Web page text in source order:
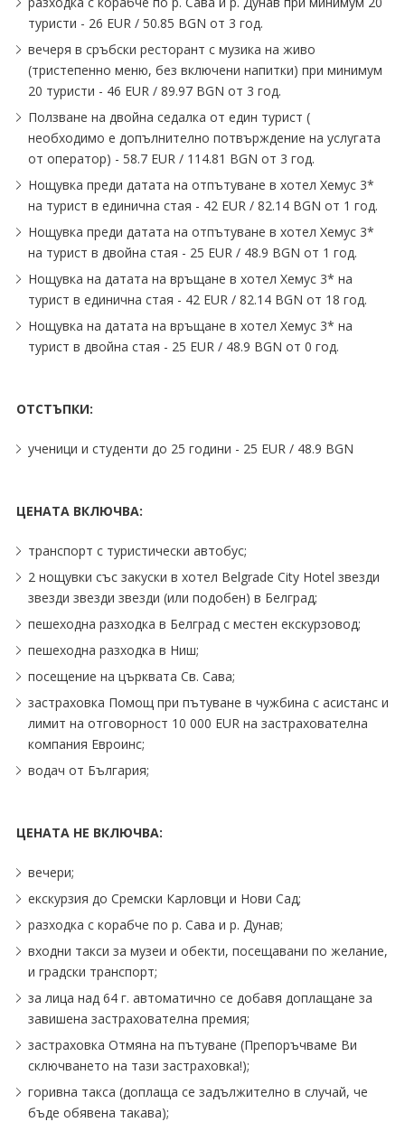
туристи - 26 EUR ∕ 50.85 BGN от 3 год.
вечеря в сръбски ресторант с музика на живо
(тристепенно меню, без включени напитки) при минимум
20 туристи - 46 EUR ∕ 89.97 BGN от 3 год.
Ползване на двойна седалка от един турист (
необходимо е допълнително потвърждение на услугата
от оператор) - 58.7 EUR ∕ 114.81 BGN от 3 год.
Нощувка преди датата на отпътуване в хотел Хемус 3*
на турист в единична стая - 42 EUR ∕ 82.14 BGN от 1 год.
Нощувка преди датата на отпътуване в хотел Хемус 3*
на турист в двойна стая - 25 EUR ∕ 48.9 BGN от 1 год.
Нощувка на датата на връщане в хотел Хемус 3* на
турист в единична стая - 42 EUR ∕ 82.14 BGN от 18 год.
Нощувка на датата на връщане в хотел Хемус 3* на
турист в двойна стая - 25 EUR ∕ 48.9 BGN от 0 год.
ОТСТЪПКИ:
ученици и студенти до 25 години - 25 EUR ∕ 48.9 BGN
ЦЕНАТА ВКЛЮЧВА:
транспорт с туристически автобус;
2 нощувки със закуски в хотел Belgrade City Hotel звезди
звезди звезди звезди (или подобен) в Белград;
пешеходна разходка в Белград с местен екскурзовод;
пешеходна разходка в Ниш;
посещение на църквата Св. Сава;
застраховка Помощ при пътуване в чужбина с асистанс и
лимит на отговорност 10 000 EUR на застрахователна
компания Евроинс;
водач от България;
ЦЕНАТА НЕ ВКЛЮЧВА:
вечери;
екскурзия до Сремски Карловци и Нови Сад;
разходка с корабче по р. Сава и р. Дунав;
входни такси за музеи и обекти, посещавани по желание,
и градски транспорт;
за лица над 64 г. автоматично се добавя доплащане за
завишена застрахователна премия;
застраховка Отмяна на пътуване (Препоръчваме Ви
сключването на тази застраховка!);
горивна такса (доплаща се задължително в случай, че
бъде обявена такава);